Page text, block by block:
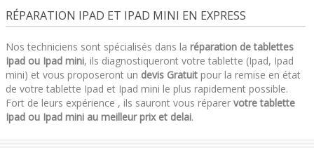
RÉPARATION IPAD ET IPAD MINI EN EXPRESS
Nos techniciens sont spécialisés dans la réparation de tablettes
Ipad ou Ipad mini, ils diagnostiqueront votre tablette (Ipad, Ipad
mini) et vous proposeront un devis Gratuitpour la remise en état
de votre tablette Ipad et Ipad mini le plus rapidement possible.
Fort de leurs expérience , ils sauront vous réparer votre tablette
Ipad ou Ipad mini au meilleur prix et delai.